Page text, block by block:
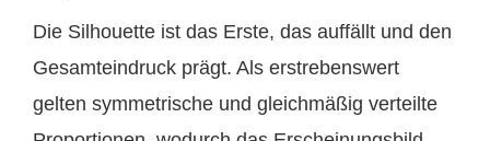
Die Silhouette ist das Erste, das auffällt und den
Gesamteindruck prägt. Als erstrebenswert
gelten symmetrische und gleichmäßig verteilte